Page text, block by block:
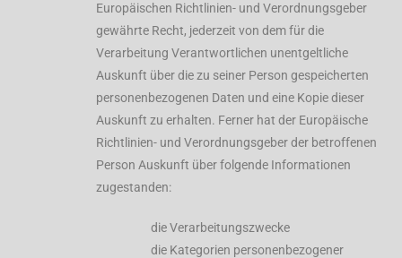
Europäischen Richtlinien- und Verordnungsgeber
gewährte Recht, jederzeit von dem für die
Verarbeitung Verantwortlichen unentgeltliche
Auskunft über die zu seiner Person gespeicherten
personenbezogenen Daten und eine Kopie dieser
Auskunft zu erhalten. Ferner hat der Europäische
Richtlinien- und Verordnungsgeber der betroffenen
Person Auskunft über folgende Informationen
zugestanden:
die Verarbeitungszwecke
die Kategorien personenbezogener